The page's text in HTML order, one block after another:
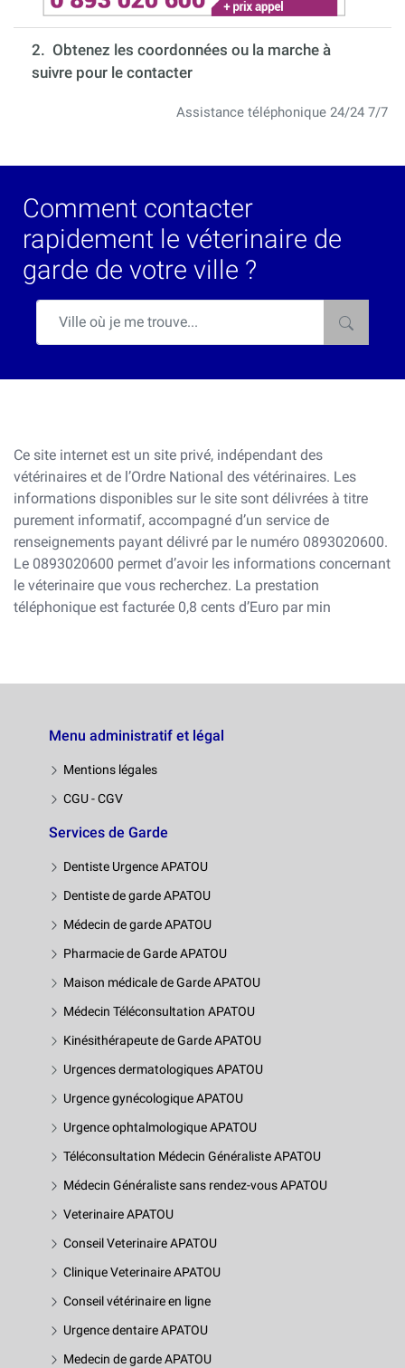
2. Obtenez les coordonnées ou la marche à
suivre pour le contacter
Assistance téléphonique 24/24 7/7
Comment contacter
rapidement le véterinaire de
garde de votre ville ?
Ce site internet est un site privé, indépendant des
vétérinaires et de l’Ordre National des vétérinaires. Les
informations disponibles sur le site sont délivrées à titre
purement informatif, accompagné d’un service de
renseignements payant délivré par le numéro 0893020600.
Le 0893020600 permet d’avoir les informations concernant
le véterinaire que vous recherchez. La prestation
téléphonique est facturée 0,8 cents d’Euro par min
Menu administratif et légal
Mentions légales
CGU - CGV
Services de Garde
Dentiste Urgence APATOU
Dentiste de garde APATOU
Médecin de garde APATOU
Pharmacie de Garde APATOU
Maison médicale de Garde APATOU
Médecin Téléconsultation APATOU
Kinésithérapeute de Garde APATOU
Urgences dermatologiques APATOU
Urgence gynécologique APATOU
Urgence ophtalmologique APATOU
Téléconsultation Médecin Généraliste APATOU
Médecin Généraliste sans rendez-vous APATOU
Veterinaire APATOU
Conseil Veterinaire APATOU
Clinique Veterinaire APATOU
Conseil vétérinaire en ligne
Urgence dentaire APATOU
Medecin de garde APATOU